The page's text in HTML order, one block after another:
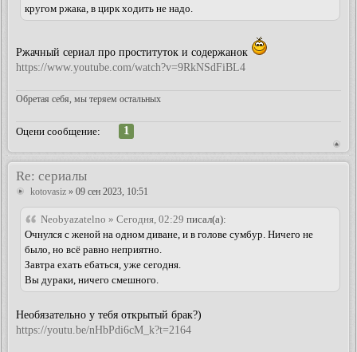
кругом ржака, в цирк ходить не надо.
Ржачный сериал про проституток и содержанок
https://www.youtube.com/watch?v=9RkNSdFiBL4
Обретая себя, мы теряем остальных
Оцени сообщение:
1
Re: сериалы
kotovasiz » 09 сен 2023, 10:51
Neobyazatelno » Сегодня, 02:29 писал(а):
Очнулся с женой на одном диване, и в голове сумбур. Ничего не
было, но всё равно неприятно.
Завтра ехать ебаться, уже сегодня.
Вы дураки, ничего смешного.
Необязательно у тебя открытый брак?)
https://youtu.be/nHbPdi6cM_k?t=2164